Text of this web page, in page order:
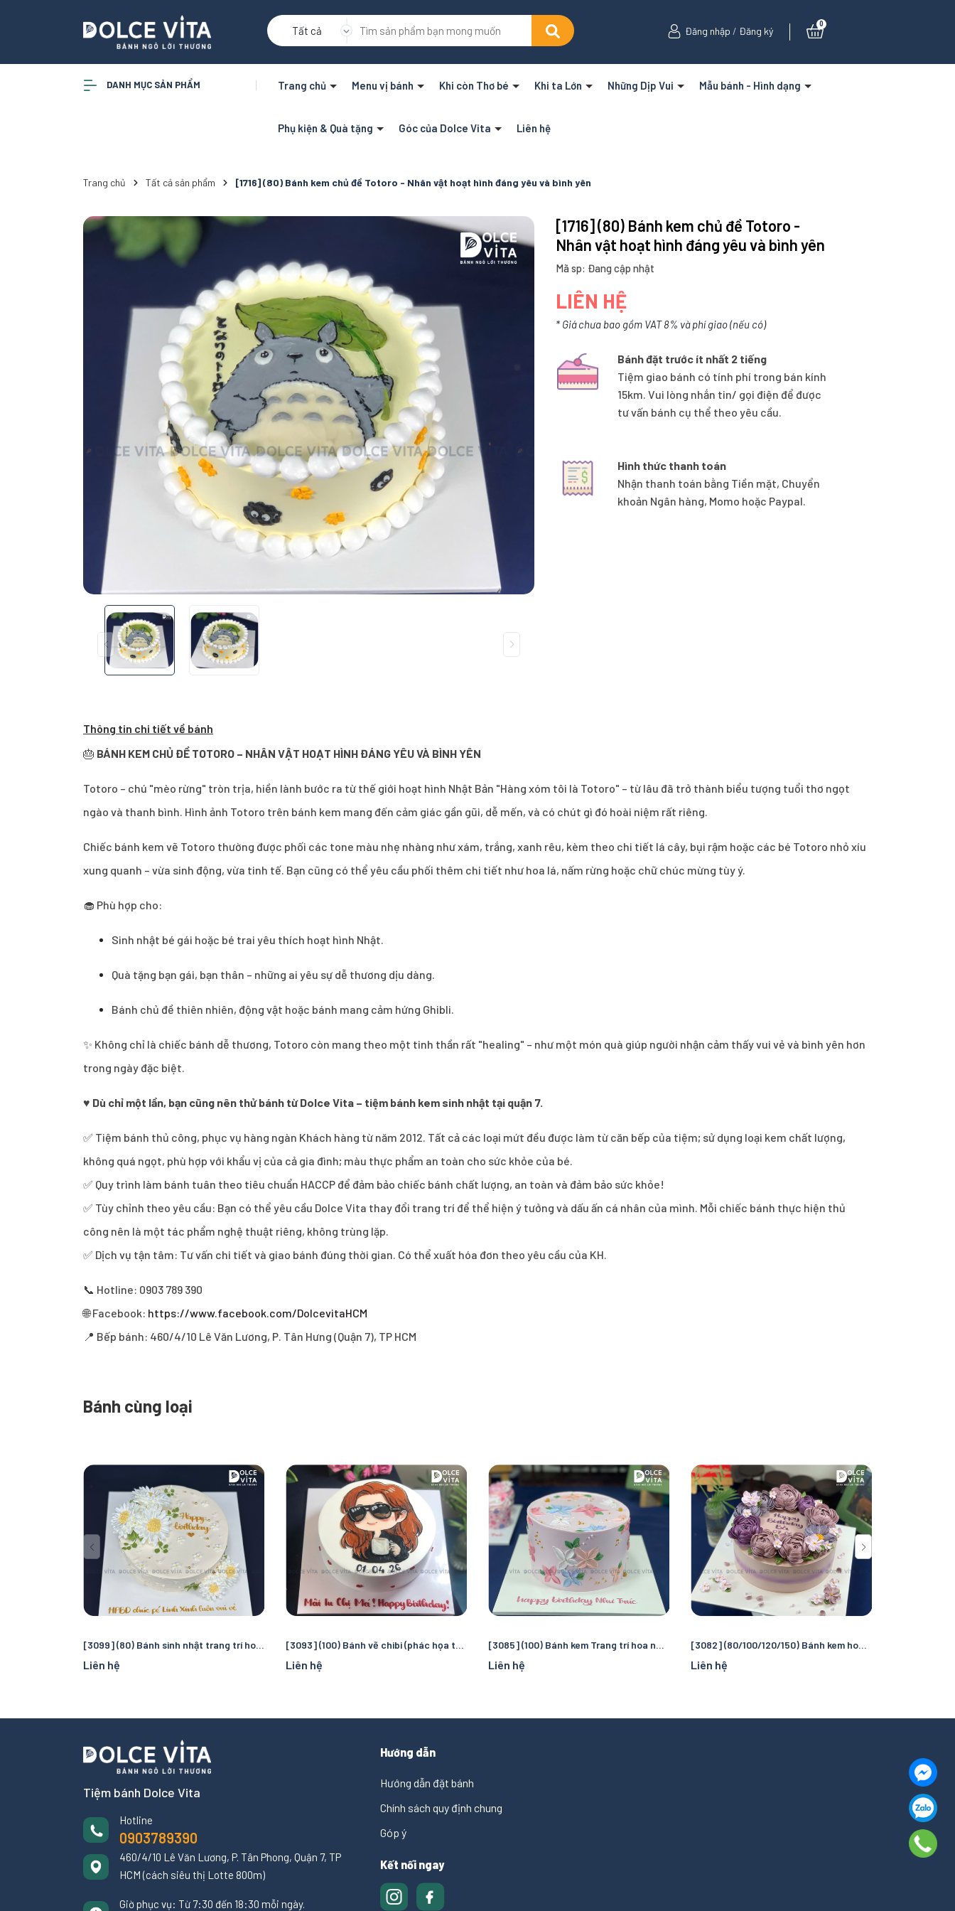
Tất cả Đăng nhập / Đăng ký
0
DANH MỤC SẢN PHẨM Trang chủ Menu vị bánh Khi còn Thơ bé Khi ta Lớn Những Dịp Vui Mẫu bánh - Hình dạng
Phụ kiện & Quà tặng Góc của Dolce Vita Liên hệ
Trang chủ Tất cả sản phẩm [1716] (80) Bánh kem chủ đề Totoro - Nhân vật hoạt hình đáng yêu và bình yên
[1716] (80) Bánh kem chủ đề Totoro -
Nhân vật hoạt hình đáng yêu và bình yên
Mã sp: Đang cập nhật
LIÊN HỆ
* Giá chưa bao gồm VAT 8% và phí giao (nếu có)
Bánh đặt trước ít nhất 2 tiếng
Tiệm giao bánh có tính phí trong bán kính
15km. Vui lòng nhắn tin/ gọi điện để được
tư vấn bánh cụ thể theo yêu cầu.
Hình thức thanh toán
Nhận thanh toán bằng Tiền mặt, Chuyển
khoản Ngân hàng, Momo hoặc Paypal.
Thông tin chi tiết về bánh
🎂 BÁNH KEM CHỦ ĐỀ TOTORO – NHÂN VẬT HOẠT HÌNH ĐÁNG YÊU VÀ BÌNH YÊN
Totoro – chú "mèo rừng" tròn trịa, hiền lành bước ra từ thế giới hoạt hình Nhật Bản "Hàng xóm tôi là Totoro" – từ lâu đã trở thành biểu tượng tuổi thơ ngọt
ngào và thanh bình. Hình ảnh Totoro trên bánh kem mang đến cảm giác gần gũi, dễ mến, và có chút gì đó hoài niệm rất riêng.
Chiếc bánh kem vẽ Totoro thường được phối các tone màu nhẹ nhàng như xám, trắng, xanh rêu, kèm theo chi tiết lá cây, bụi rậm hoặc các bé Totoro nhỏ xíu
xung quanh – vừa sinh động, vừa tinh tế. Bạn cũng có thể yêu cầu phối thêm chi tiết như hoa lá, nấm rừng hoặc chữ chúc mừng tùy ý.
🧁 Phù hợp cho:
Sinh nhật bé gái hoặc bé trai yêu thích hoạt hình Nhật.
Quà tặng bạn gái, bạn thân – những ai yêu sự dễ thương dịu dàng.
Bánh chủ đề thiên nhiên, động vật hoặc bánh mang cảm hứng Ghibli.
✨ Không chỉ là chiếc bánh dễ thương, Totoro còn mang theo một tinh thần rất "healing" – như một món quà giúp người nhận cảm thấy vui vẻ và bình yên hơn
trong ngày đặc biệt.
♥ Dù chỉ một lần, bạn cũng nên thử bánh từ Dolce Vita – tiệm bánh kem sinh nhật tại quận 7.
✅ Tiệm bánh thủ công, phục vụ hàng ngàn Khách hàng từ năm 2012. Tất cả các loại mứt đều được làm từ căn bếp của tiệm; sử dụng loại kem chất lượng,
không quá ngọt, phù hợp với khẩu vị của cả gia đình; màu thực phẩm an toàn cho sức khỏe của bé.
✅ Quy trình làm bánh tuân theo tiêu chuẩn HACCP để đảm bảo chiếc bánh chất lượng, an toàn và đảm bảo sức khỏe!
✅ Tùy chỉnh theo yêu cầu: Bạn có thể yêu cầu Dolce Vita thay đổi trang trí để thể hiện ý tưởng và dấu ấn cá nhân của mình. Mỗi chiếc bánh thực hiện thủ
công nên là một tác phẩm nghệ thuật riêng, không trùng lặp.
✅ Dịch vụ tận tâm: Tư vấn chi tiết và giao bánh đúng thời gian. Có thể xuất hóa đơn theo yêu cầu của KH.
📞 Hotline: 0903 789 390
🌐 Facebook: https://www.facebook.com/DolcevitaHCM
📍 Bếp bánh: 460/4/10 Lê Văn Lương, P. Tân Hưng (Quận 7), TP HCM
Bánh cùng loại
[3099] (80) Bánh sinh nhật trang trí hoa cúc nhẹ nhàng - thuần khiết
Liên hệ
[3093] (100) Bánh vẽ chibi (phác họa theo hình chụp) quà tặng đặc biệt cho phái nữ
Liên hệ
[3085] (100) Bánh kem Trang trí hoa nổi (bằng bay) - nữ tính và sống động
Liên hệ
[3082] (80/100/120/150) Bánh kem hoa hồng tone tím tặng sếp, phái nữ
Liên hệ
Tiệm bánh Dolce Vita
Hotline
0903789390
460/4/10 Lê Văn Lương, P. Tân Phong, Quận 7, TP
HCM (cách siêu thị Lotte 800m)
Giờ phục vụ: Từ 7:30 đến 18:30 mỗi ngày.
Hướng dẫn
Hướng dẫn đặt bánh
Chính sách quy định chung
Góp ý
Kết nối ngay